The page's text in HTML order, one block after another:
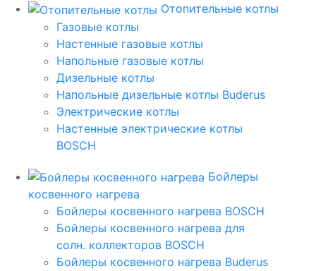
Отопительные котлы
Газовые котлы
Настенные газовые котлы
Напольные газовые котлы
Дизельные котлы
Напольные дизельные котлы Buderus
Электрические котлы
Настенные электрические котлы
BOSCH
Бойлеры
косвенного нагрева
Бойлеры косвенного нагрева BOSCH
Бойлеры косвенного нагрева для
солн. коллекторов BOSCH
Бойлеры косвенного нагрева Buderus